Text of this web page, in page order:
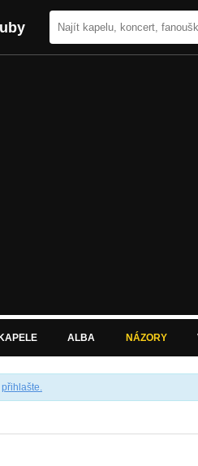
ALBA NÁZORY
přihlašte.